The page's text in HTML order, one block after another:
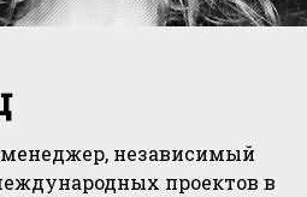
независимый
проектов в